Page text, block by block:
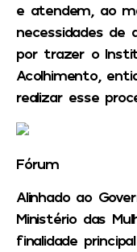
e atendem, ao
necessidades de
por trazer o
Acolhimento,
realizar esse
Fórum
Alinhado ao
Ministério das
finalidade